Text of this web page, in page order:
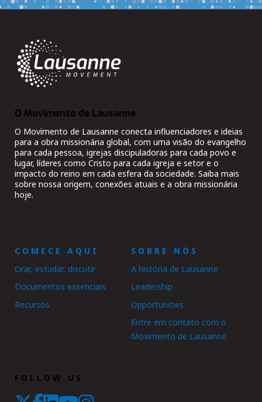
O Movimento de Lausanne
O Movimento de Lausanne conecta influenciadores e ideias
para a obra missionária global, com uma visão do evangelho
para cada pessoa, igrejas discipuladoras para cada povo e
lugar, líderes como Cristo para cada igreja e setor e o
impacto do reino em cada esfera da sociedade. Saiba mais
sobre nossa origem, conexões atuais e a obra missionária
hoje.
COMECE AQUI
Orar, estudar, discutir
Documentos essenciais
Recursos
SOBRE NÓS
A história de Lausanne
Leadership
Opportunities
Entre em contato com o
Movimento de Lausanne
FOLLOW US